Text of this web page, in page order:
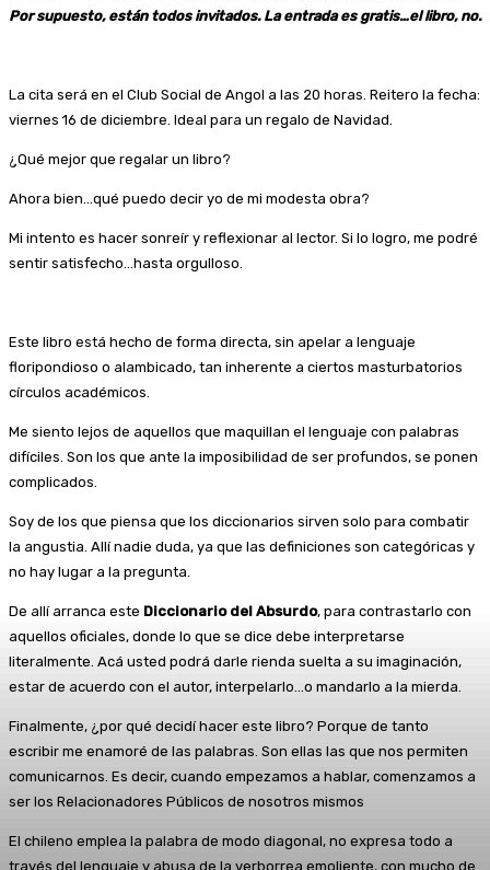
Por supuesto, están todos invitados. La entrada es gratis…el libro, no.
La cita será en el Club Social de Angol a las 20 horas. Reitero la fecha:
viernes 16 de diciembre. Ideal para un regalo de Navidad.
¿Qué mejor que regalar un libro?
Ahora bien…qué puedo decir yo de mi modesta obra?
Mi intento es hacer sonreír y reflexionar al lector. Si lo logro, me podré
sentir satisfecho…hasta orgulloso.
Este libro está hecho de forma directa, sin apelar a lenguaje
floripondioso o alambicado, tan inherente a ciertos masturbatorios
círculos académicos.
Me siento lejos de aquellos que maquillan el lenguaje con palabras
difíciles. Son los que ante la imposibilidad de ser profundos, se ponen
complicados.
Soy de los que piensa que los diccionarios sirven solo para combatir
la angustia. Allí nadie duda, ya que las definiciones son categóricas y
no hay lugar a la pregunta.
De allí arranca este Diccionario del Absurdo, para contrastarlo con
aquellos oficiales, donde lo que se dice debe interpretarse
literalmente. Acá usted podrá darle rienda suelta a su imaginación,
estar de acuerdo con el autor, interpelarlo…o mandarlo a la mierda.
Finalmente, ¿por qué decidí hacer este libro? Porque de tanto
escribir me enamoré de las palabras. Son ellas las que nos permiten
comunicarnos. Es decir, cuando empezamos a hablar, comenzamos a
ser los Relacionadores Públicos de nosotros mismos
El chileno emplea la palabra de modo diagonal, no expresa todo a
través del lenguaje y abusa de la verborrea emoliente, con mucho de